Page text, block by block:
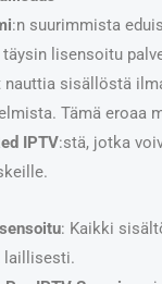
:n suurimmista
lisensoitu
nauttia sisällöstä
Tämä eroaa
IPTV:stä, jotka
: Kaikki
laillisesti.